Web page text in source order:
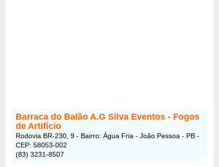
Barraca do Balão A.G Silva Eventos - Fogos
de Artifício
Rodovia BR-230, 9 - Bairro: Água Fria - João Pessoa - PB -
CEP: 58053-002
(83) 3231-8507